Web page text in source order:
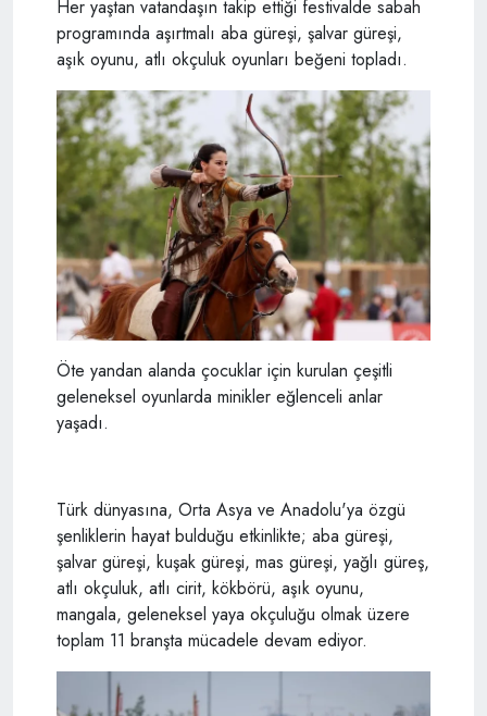
Her yaştan vatandaşın takip ettiği festivalde sabah
programında aşırtmalı aba güreşi, şalvar güreşi,
aşık oyunu, atlı okçuluk oyunları beğeni topladı.
Öte yandan alanda çocuklar için kurulan çeşitli
geleneksel oyunlarda minikler eğlenceli anlar
yaşadı.
Türk dünyasına, Orta Asya ve Anadolu'ya özgü
şenliklerin hayat bulduğu etkinlikte; aba güreşi,
şalvar güreşi, kuşak güreşi, mas güreşi, yağlı güreş,
atlı okçuluk, atlı cirit, kökbörü, aşık oyunu,
mangala, geleneksel yaya okçuluğu olmak üzere
toplam 11 branşta mücadele devam ediyor.